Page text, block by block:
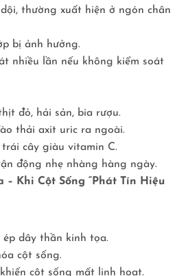
thường xuất hiện ở ngón chân
bị ảnh hưởng.
nhiều lần nếu không kiểm soát
đỏ, hải sản, bia rượu.
thải axit uric ra ngoài.
cây giàu vitamin C.
động nhẹ nhàng hàng ngày.
– Khi Cột Sống “Phát Tín Hiệu
ép dây thần kinh tọa.
cột sống.
cột sống mất linh hoạt.